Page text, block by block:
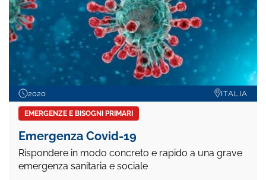
2020 ITALIA
EMERGENZE E BISOGNI PRIMARI
Emergenza Covid-19
Rispondere in modo concreto e rapido a una grave
emergenza sanitaria e sociale